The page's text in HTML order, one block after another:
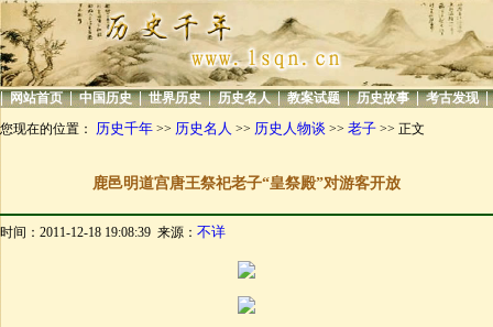
| 网站首页 | 中国历史 | 世界历史 | 历史名人 | 教案试题 | 历史故事 | 考古发现 |
您现在的位置： 历史千年 >> 历史名人 >> 历史人物谈 >> 老子 >> 正文
鹿邑明道宫唐王祭祀老子“皇祭殿”对游客开放
时间：2011-12-18 19:08:39 来源： 不详